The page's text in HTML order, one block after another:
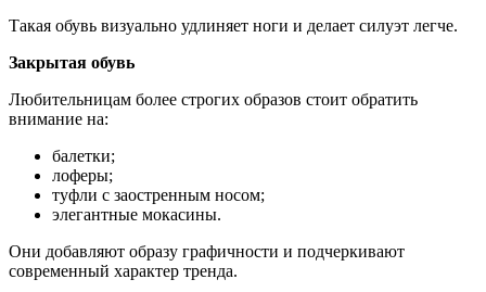
Такая обувь визуально удлиняет ноги и делает силуэт легче.
Закрытая обувь
Любительницам более строгих образов стоит обратить
внимание на:
балетки;
лоферы;
туфли с заостренным носом;
элегантные мокасины.
Они добавляют образу графичности и подчеркивают
современный характер тренда.